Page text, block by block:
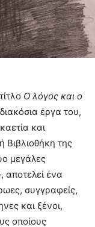
Ο λόγος και ο
έργα του,
και
Βιβλιοθήκη της
μεγάλες
αποτελεί ένα
συγγραφείς,
και ξένοι,
οποίους